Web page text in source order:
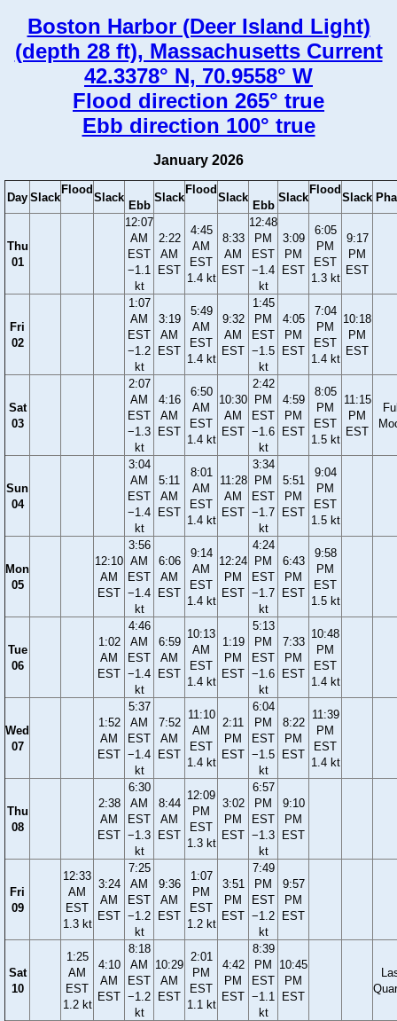
Boston Harbor (Deer Island Light)
(depth 28 ft), Massachusetts Current
42.3378° N, 70.9558° W
Flood direction 265° true
Ebb direction 100° true
January 2026
Day Slack
Flood
Slack
Ebb
Slack
Flood
Slack
Ebb
Slack
Flood
Slack
Thu
01
12:07
AM
EST
−1.1
kt
2:22
AM
EST
4:45
AM
EST
1.4 kt
8:33
AM
EST
12:48
PM
EST
−1.4
kt
3:09
PM
EST
6:05
PM
EST
1.3 kt
9:17
PM
EST
Fri
02
1:07
AM
EST
−1.2
kt
3:19
AM
EST
5:49
AM
EST
1.4 kt
9:32
AM
EST
1:45
PM
EST
−1.5
kt
4:05
PM
EST
7:04
PM
EST
1.4 kt
10:18
PM
EST
Sat
03
2:07
AM
EST
−1.3
kt
4:16
AM
EST
6:50
AM
EST
1.4 kt
10:30
AM
EST
2:42
PM
EST
−1.6
kt
4:59
PM
EST
8:05
PM
EST
1.5 kt
11:15
PM
EST
Sun
04
3:04
AM
EST
−1.4
kt
5:11
AM
EST
8:01
AM
EST
1.4 kt
11:28
AM
EST
3:34
PM
EST
−1.7
kt
5:51
PM
EST
9:04
PM
EST
1.5 kt
Mon
05
12:10
AM
EST
3:56
AM
EST
−1.4
kt
6:06
AM
EST
9:14
AM
EST
1.4 kt
12:24
PM
EST
4:24
PM
EST
−1.7
kt
6:43
PM
EST
9:58
PM
EST
1.5 kt
Tue
06
1:02
AM
EST
4:46
AM
EST
−1.4
kt
6:59
AM
EST
10:13
AM
EST
1.4 kt
1:19
PM
EST
5:13
PM
EST
−1.6
kt
7:33
PM
EST
10:48
PM
EST
1.4 kt
Wed
07
1:52
AM
EST
5:37
AM
EST
−1.4
kt
7:52
AM
EST
11:10
AM
EST
1.4 kt
2:11
PM
EST
6:04
PM
EST
−1.5
kt
8:22
PM
EST
11:39
PM
EST
1.4 kt
Thu
08
2:38
AM
EST
6:30
AM
EST
−1.3
kt
8:44
AM
EST
12:09
PM
EST
1.3 kt
3:02
PM
EST
6:57
PM
EST
−1.3
kt
9:10
PM
EST
Fri
09
12:33
AM
EST
1.3 kt
3:24
AM
EST
7:25
AM
EST
−1.2
kt
9:36
AM
EST
1:07
PM
EST
1.2 kt
3:51
PM
EST
7:49
PM
EST
−1.2
kt
9:57
PM
EST
Sat
10
1:25
AM
EST
1.2 kt
4:10
AM
EST
8:18
AM
EST
−1.2
kt
10:29
AM
EST
2:01
PM
EST
1.1 kt
4:42
PM
EST
8:39
PM
EST
−1.1
kt
10:45
PM
EST